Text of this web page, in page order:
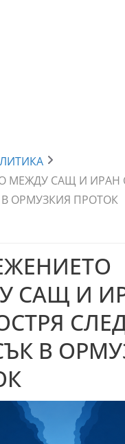
МЕЖДУ САЩ И ИРАН
ОРМУЗКИЯ ПРОТОК
САЩ И
В